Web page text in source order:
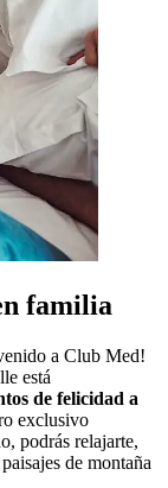
familia
a Club Med!
está
de felicidad a
exclusivo
podrás relajarte,
de montaña